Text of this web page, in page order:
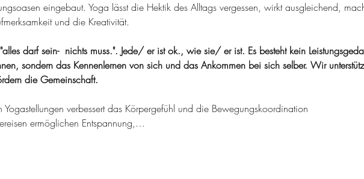
eingebaut. Yoga lässt die Hektik des Alltags vergessen, wirkt ausgleichend,
und die Kreativität.
darf sein-  nichts muss.". Jede/ er ist ok., wie sie/ er ist. Es besteht kein
sondern das Kennenlernen von sich und das Ankommen bei sich selber. Wir
die Gemeinschaft.
verbessert das Körpergefühl und die Bewegungskoordination
ermöglichen Entspannung,…